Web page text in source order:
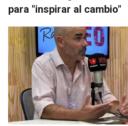
para "inspirar al cambio"